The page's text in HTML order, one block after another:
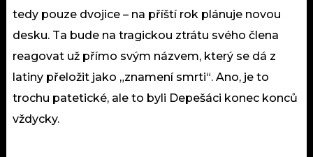
tedy pouze dvojice – na příští rok plánuje novou
desku. Ta bude na tragickou ztrátu svého člena
reagovat už přímo svým názvem, který se dá z
latiny přeložit jako „znamení smrti“. Ano, je to
trochu patetické, ale to byli Depešáci konec konců
vždycky.